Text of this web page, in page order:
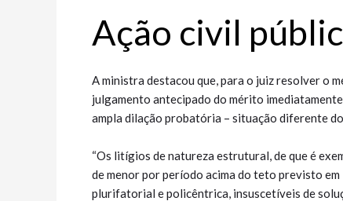
Ação civil
A ministra destacou que, para o juiz resolver o
julgamento antecipado do mérito
ampla dilação probatória – situação diferente
“Os litígios de natureza estrutural, de que é
de menor por período acima do teto previsto
plurifatorial e policêntrica, insuscetíveis de